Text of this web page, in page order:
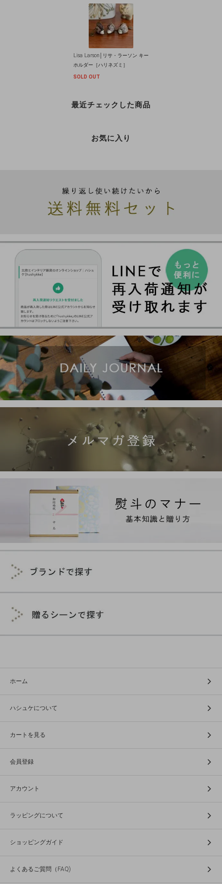
Lisa Larson│リサ・ラーソン キー
ホルダー［ハリネズミ］
SOLD OUT
最近チェックした商品
お気に入り
ホーム
ハシュケについて
カートを見る
会員登録
アカウント
ラッピングについて
ショッピングガイド
よくあるご質問（FAQ)